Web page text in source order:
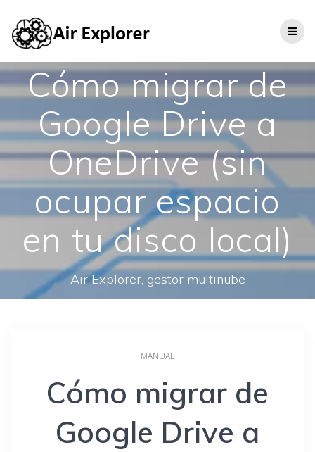
Cómo migrar de
Google Drive a
OneDrive (sin
ocupar espacio
en tu disco local)
Air Explorer, gestor multinube
MANUAL
Cómo migrar de
Google Drive a